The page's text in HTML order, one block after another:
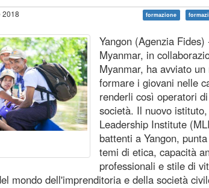
2018 formazione
Yangon (Agenzia
Myanmar, in
Myanmar, ha avviato
formare i giovani nelle
renderli così operatori
società. Il nuovo
Leadership Institute
battenti a Yangon,
temi di etica, capacità
professionali e stile di
mondo dell'imprenditoria e della società